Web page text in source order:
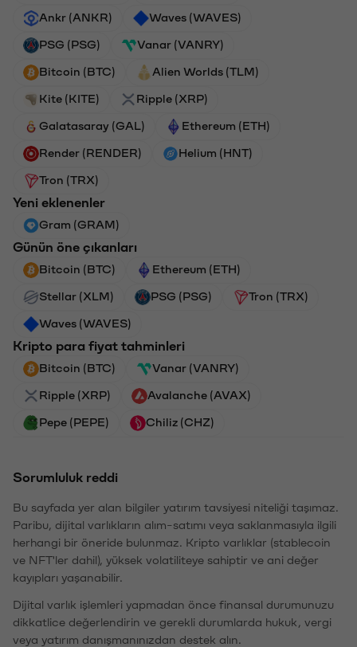
Ankr (ANKR) Waves (WAVES)
PSG (PSG) Vanar (VANRY)
Bitcoin (BTC) Alien Worlds (TLM)
Kite (KITE) Ripple (XRP)
Galatasaray (GAL) Ethereum (ETH)
Render (RENDER) Helium (HNT)
Tron (TRX)
Yeni eklenenler
Gram (GRAM)
Günün öne çıkanları
Bitcoin (BTC) Ethereum (ETH)
Stellar (XLM) PSG (PSG) Tron (TRX)
Waves (WAVES)
Kripto para fiyat tahminleri
Bitcoin (BTC) Vanar (VANRY)
Ripple (XRP) Avalanche (AVAX)
Pepe (PEPE) Chiliz (CHZ)
Sorumluluk reddi
Bu sayfada yer alan bilgiler yatırım tavsiyesi niteliği taşımaz.
Paribu, dijital varlıkların alım-satımı veya saklanmasıyla ilgili
herhangi bir öneride bulunmaz. Kripto varlıklar (stablecoin
ve NFT'ler dahil), yüksek volatiliteye sahiptir ve ani değer
kayıpları yaşanabilir.
Dijital varlık işlemleri yapmadan önce finansal durumunuzu
dikkatlice değerlendirin ve gerekli durumlarda hukuk, vergi
veya yatırım danışmanınızdan destek alın.